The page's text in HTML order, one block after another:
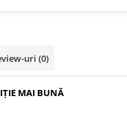
uri (0)
MAI BUNĂ